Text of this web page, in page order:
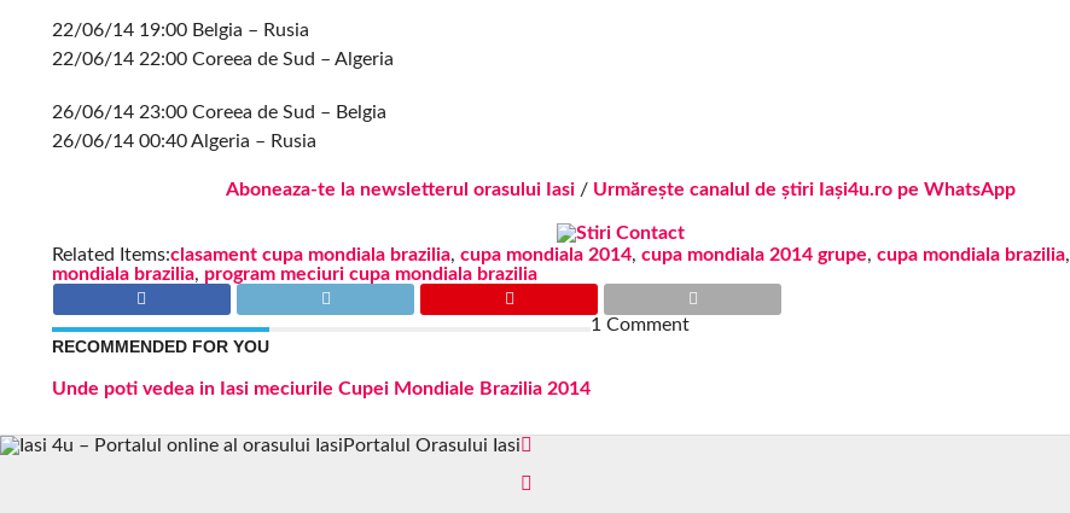
22/06/14 19:00 Belgia – Rusia
22/06/14 22:00 Coreea de Sud – Algeria
26/06/14 23:00 Coreea de Sud – Belgia
26/06/14 00:40 Algeria – Rusia
Aboneaza-te la newsletterul orasului Iasi / Urmărește canalul de știri Iași4u.ro pe WhatsApp
Related Items:clasament cupa mondiala brazilia, cupa mondiala 2014, cupa mondiala 2014 grupe, cupa mondiala brazilia,
mondiala brazilia, program meciuri cupa mondiala brazilia
RECOMMENDED FOR YOU
Unde poti vedea in Iasi meciurile Cupei Mondiale Brazilia 2014
1 Comment
Portalul Orasului Iasi